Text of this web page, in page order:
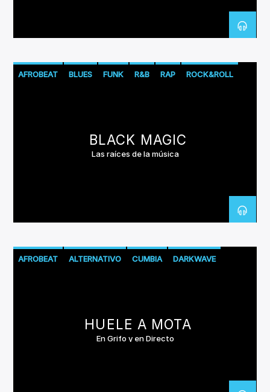
AFROBEAT BLUES FUNK R&B RAP ROCK&ROLL
BLACK MAGIC
Las raíces de la música
AFROBEAT ALTERNATIVO CUMBIA DARKWAVE
SKA SOUL TECHNO TRIPHOP
HUELE A MOTA
En Grifo y en Directo